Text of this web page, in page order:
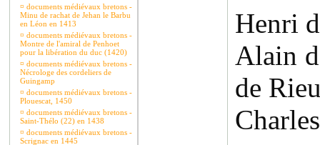
¤ documents médiévaux bretons -
Minu de rachat de Jehan le Barbu
en Léon en 1413
¤ documents médiévaux bretons -
Montre de l'amiral de Penhoet
pour la libération du duc (1420)
¤ documents médiévaux bretons -
Nécrologe des cordeliers de
Guingamp
¤ documents médiévaux bretons -
Plouescat, 1450
¤ documents médiévaux bretons -
Saint-Thélo (22) en 1438
¤ documents médiévaux bretons -
Scrignac en 1445
Henri
Alain
de